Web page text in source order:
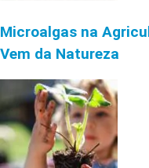
Microalgas na
Vem da Natureza